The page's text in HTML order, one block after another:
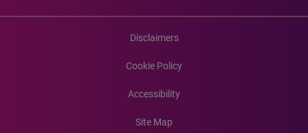
Disclaimers
Cookie Policy
Accessibility
Site Map